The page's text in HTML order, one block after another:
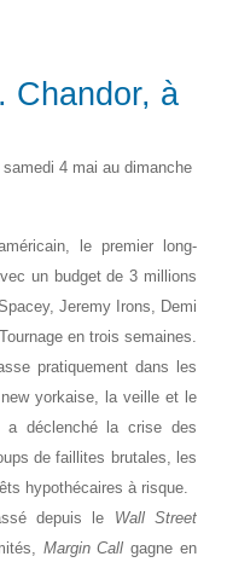
Chandor, à
4 mai au dimanche
le premier long-
un budget de 3 millions
Jeremy Irons, Demi
en trois semaines.
pratiquement dans les
new yorkaise, la veille et le
a déclenché la crise des
de faillites brutales, les
hypothécaires à risque.
depuis le Wall Street
Margin Call gagne en